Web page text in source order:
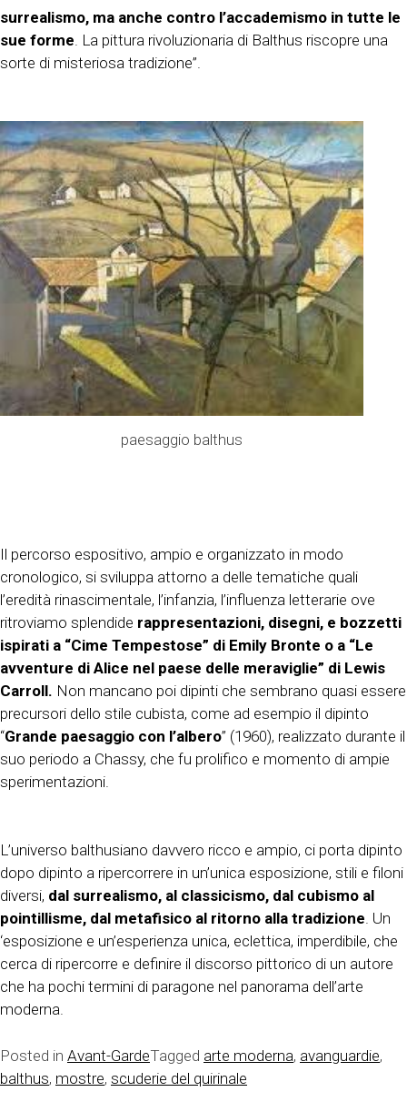
surrealismo, ma anche contro l’accademismo in tutte le
sue forme. La pittura rivoluzionaria di Balthus riscopre una
sorte di misteriosa tradizione”.
paesaggio balthus
Il percorso espositivo, ampio e organizzato in modo
cronologico, si sviluppa attorno a delle tematiche quali
l’eredità rinascimentale, l’infanzia, l’influenza letterarie ove
ritroviamo splendide rappresentazioni, disegni, e bozzetti
ispirati a “Cime Tempestose” di Emily Bronte o a “Le
avventure di Alice nel paese delle meraviglie” di Lewis
Carroll. Non mancano poi dipinti che sembrano quasi essere
precursori dello stile cubista, come ad esempio il dipinto
“Grande paesaggio con l’albero” (1960), realizzato durante il
suo periodo a Chassy, che fu prolifico e momento di ampie
sperimentazioni.
L’universo balthusiano davvero ricco e ampio, ci porta dipinto
dopo dipinto a ripercorrere in un’unica esposizione, stili e filoni
diversi, dal surrealismo, al classicismo, dal cubismo al
pointillisme, dal metafisico al ritorno alla tradizione. Un
‘esposizione e un’esperienza unica, eclettica, imperdibile, che
cerca di ripercorre e definire il discorso pittorico di un autore
che ha pochi termini di paragone nel panorama dell’arte
moderna.
Posted in Avant-GardeTagged arte moderna, avanguardie,
balthus, mostre, scuderie del quirinale